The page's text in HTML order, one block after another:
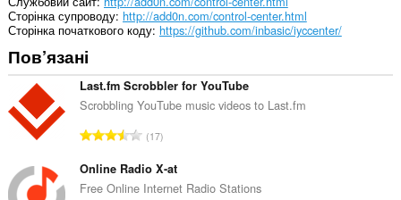
Сторінка супроводу http://add0n.com/control-center.html
Сторінка початкового коду https://github.com/inbasic/iyccenter/
Пов’язані
Last.fm Scrobbler for YouTube
Scrobbling YouTube music videos to Last.fm
З
г
а
17
Online Radio X-at
Free Online Internet Radio Stations